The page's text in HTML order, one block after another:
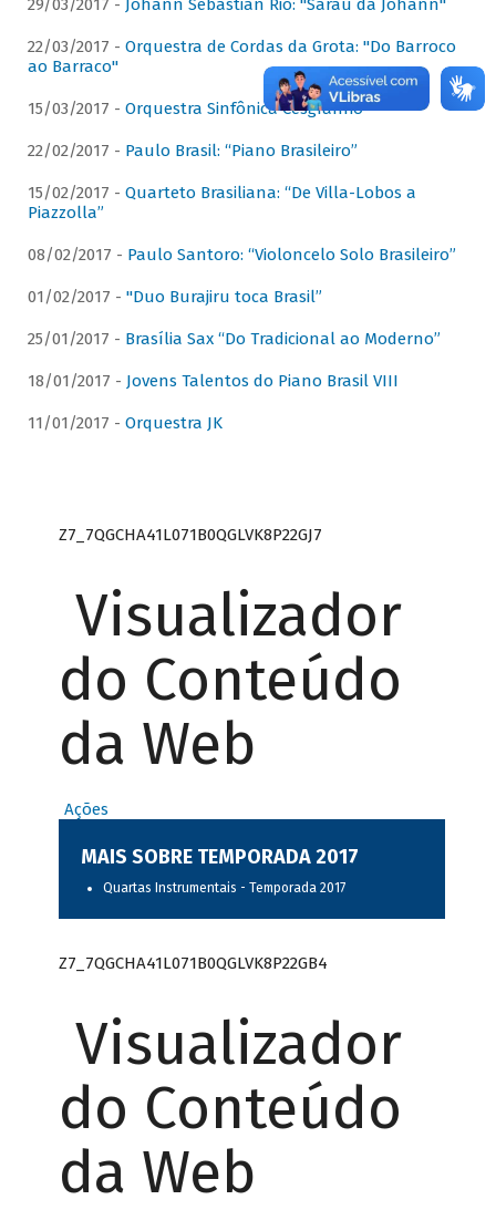
29/03/2017 - Johann Sebastian Rio: "Sarau da Johann"
22/03/2017 - Orquestra de Cordas da Grota: "Do Barroco
ao Barraco"
15/03/2017 - Orquestra Sinfônica Cesgranrio
22/02/2017 - Paulo Brasil: “Piano Brasileiro”
15/02/2017 - Quarteto Brasiliana: “De Villa-Lobos a
Piazzolla”
08/02/2017 - Paulo Santoro: “Violoncelo Solo Brasileiro”
01/02/2017 - "Duo Burajiru toca Brasil”
25/01/2017 - Brasília Sax “Do Tradicional ao Moderno”
18/01/2017 - Jovens Talentos do Piano Brasil VIII
11/01/2017 - Orquestra JK
Z7_7QGCHA41L071B0QGLVK8P22GJ7
Visualizador
do Conteúdo
da Web
Ações
MAIS SOBRE TEMPORADA 2017
Quartas Instrumentais - Temporada 2017
Z7_7QGCHA41L071B0QGLVK8P22GB4
Visualizador
do Conteúdo
da Web